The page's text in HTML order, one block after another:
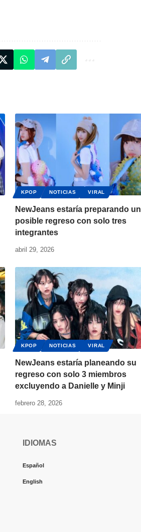
KPOP NOTICIAS VIRAL
NewJeans estaría preparando un
posible regreso con solo tres
integrantes
abril 29, 2026
KPOP NOTICIAS VIRAL
NewJeans estaría planeando su
regreso con solo 3 miembros
excluyendo a Danielle y Minji
febrero 28, 2026
IDIOMAS
Español
English